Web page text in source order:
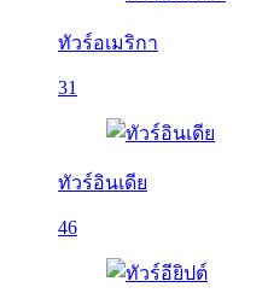
ทัวร์อเมริกา
31
ทัวร์อินเดีย
46